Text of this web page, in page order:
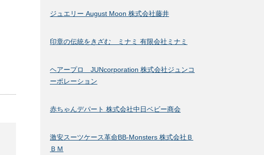
ジュエリー August Moon 株式会社藤井
印章の伝統をきざむ ミナミ 有限会社ミナミ
ヘアープロ JUNcorporation 株式会社ジュンコ
ーポレーション
赤ちゃんデパート 株式会社中日ベビー商会
激安スーツケース革命BB-Monsters 株式会社Ｂ
ＢＭ